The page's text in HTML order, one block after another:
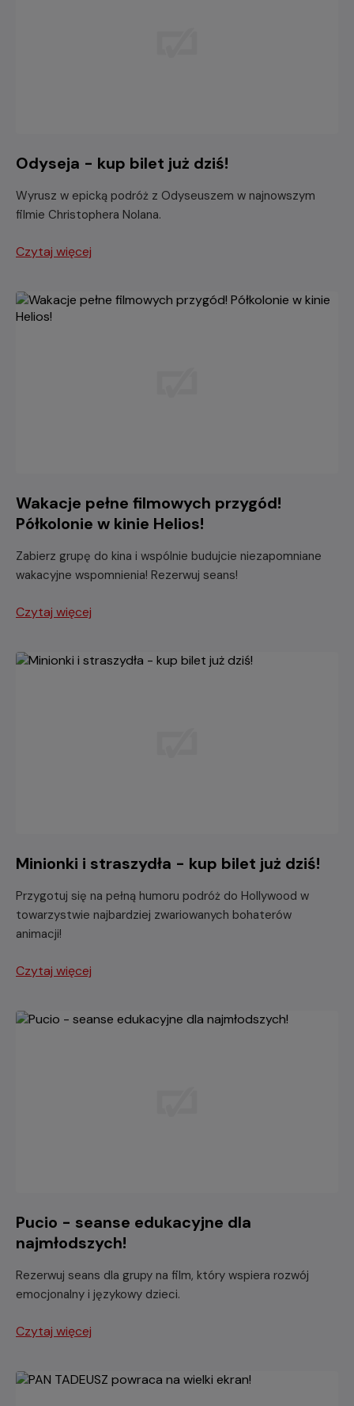
Odyseja - kup bilet już dziś!
Wyrusz w epicką podróż z Odyseuszem w najnowszym
filmie Christophera Nolana.
Czytaj więcej
Wakacje pełne filmowych przygód!
Półkolonie w kinie Helios!
Zabierz grupę do kina i wspólnie budujcie niezapomniane
wakacyjne wspomnienia! Rezerwuj seans!
Czytaj więcej
Minionki i straszydła - kup bilet już dziś!
Przygotuj się na pełną humoru podróż do Hollywood w
towarzystwie najbardziej zwariowanych bohaterów
animacji!
Czytaj więcej
Pucio - seanse edukacyjne dla
najmłodszych!
Rezerwuj seans dla grupy na film, który wspiera rozwój
emocjonalny i językowy dzieci.
Czytaj więcej